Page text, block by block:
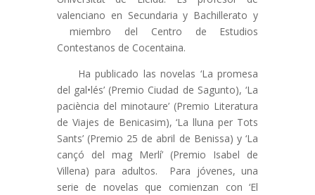
valenciano en Secundaria y Bachillerato y
miembro del Centro de Estudios
Contestanos de Cocentaina.
Ha publicado las novelas ‘La promesa
del gal•lés’ (Premio Ciudad de Sagunto), ‘La
paciència del minotaure’ (Premio Literatura
de Viajes de Benicasim), ‘La lluna per Tots
Sants’ (Premio 25 de abril de Benissa) y ‘La
cançó del mag Merlí’ (Premio Isabel de
Villena) para adultos. Para jóvenes, una
serie de novelas que comienzan con ‘El